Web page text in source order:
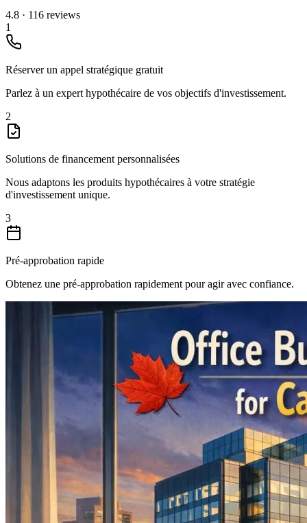
4.8 · 116 reviews
1
Réserver un appel stratégique gratuit
Parlez à un expert hypothécaire de vos objectifs d'investissement.
2
Solutions de financement personnalisées
Nous adaptons les produits hypothécaires à votre stratégie
d'investissement unique.
3
Pré-approbation rapide
Obtenez une pré-approbation rapidement pour agir avec confiance.